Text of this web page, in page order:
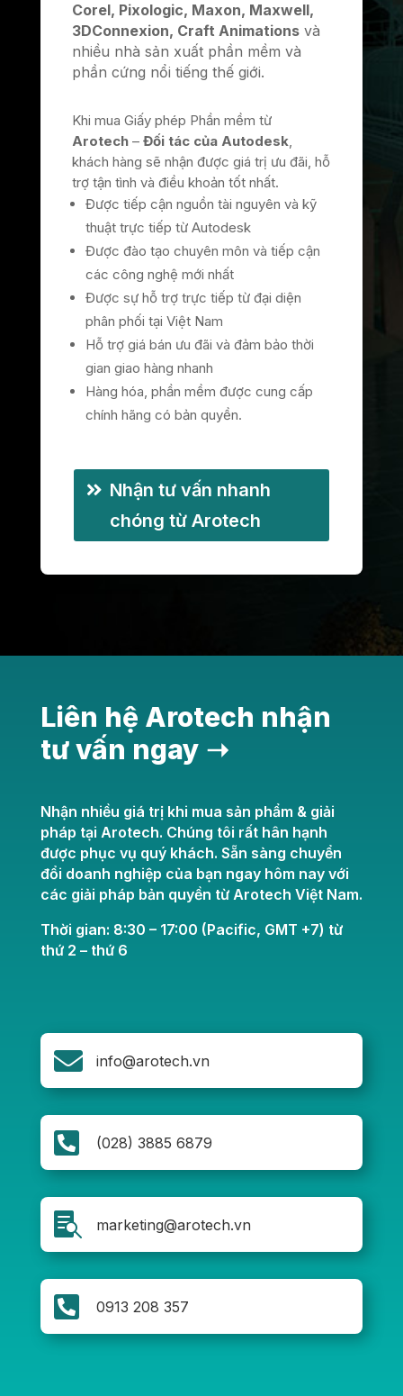
Corel, Pixologic, Maxon, Maxwell,
3DConnexion, Craft Animationsvà
nhiều nhà sản xuất phần mềm và
phần cứng nổi tiếng thế giới.
Khi mua Giấy phép Phần mềm từ
Arotech– Đối tác của Autodesk,
khách hàng sẽ nhận được giá trị ưu đãi, hỗ
trợ tận tình và điều khoản tốt nhất.
Được tiếp cận nguồn tài nguyên và kỹ
thuật trực tiếp từ Autodesk
Được đào tạo chuyên môn và tiếp cận
các công nghệ mới nhất
Được sự hỗ trợ trực tiếp từ đại diện
phân phối tại Việt Nam
Hỗ trợ giá bán ưu đãi và đảm bảo thời
gian giao hàng nhanh
Hàng hóa, phần mềm được cung cấp
chính hãng có bản quyền.
Nhận tư vấn nhanh
chóng từ Arotech
Liên hệ Arotech nhận
tư vấn ngay ➝
Nhận nhiều giá trị khi mua sản phẩm & giải
pháp tại Arotech. Chúng tôi rất hân hạnh
được phục vụ quý khách. Sẵn sàng chuyển
đổi doanh nghiệp của bạn ngay hôm nay với
các giải pháp bản quyền từ Arotech Việt Nam.
Thời gian: 8:30 – 17:00 (Pacific, GMT +7) từ
thứ 2 – thứ 6
 info@arotech.vn
 (028) 3885 6879
 marketing@arotech.vn
 0913 208 357